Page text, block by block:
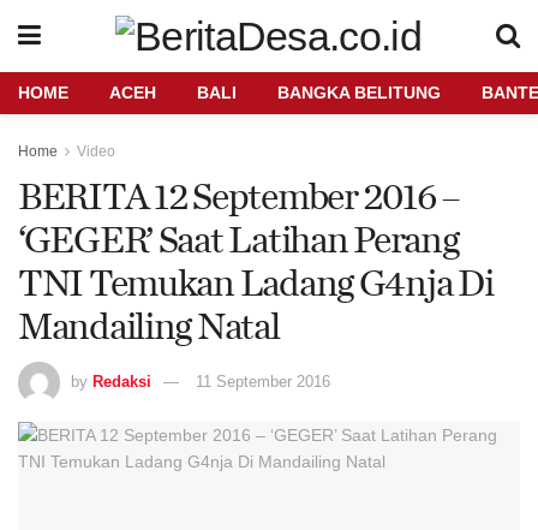
HOME ACEH BALI BANGKA BELITUNG
Home Video
BERITA 12 September 2016 –
‘GEGER’ Saat Latihan Perang
TNI Temukan Ladang G4nja Di
Mandailing Natal
by Redaksi 11 September 2016